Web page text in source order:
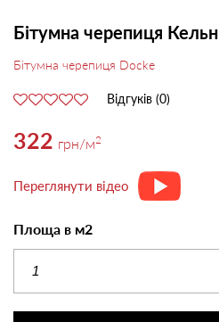
Бітумна черепиця Кельн
Бітумна черепиця Docke
Відгуків (0)
322 грн/м2
Переглянути відео
Площа в м2